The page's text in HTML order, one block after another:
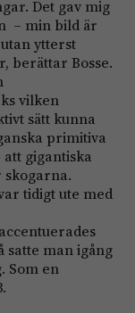
Det gav mig
– min bild är
ytterst
berättar Bosse.
vilken
sätt kunna
primitiva
gigantiska
tidigt ute med
satte man igång
Som en